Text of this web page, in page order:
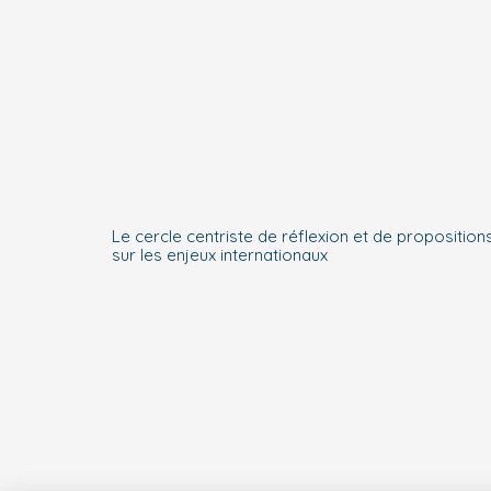
Le cercle centriste de réflexion et de
sur les enjeux internationaux